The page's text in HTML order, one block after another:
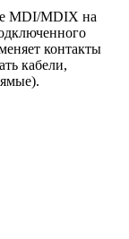
MDI/MDIX на
контакты
кабели,